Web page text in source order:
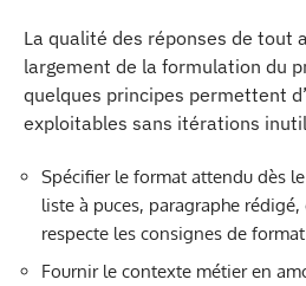
La qualité des réponses de tout
largement de la formulation du
quelques principes permettent
exploitables sans itérations
Spécifier le format attendu dès
liste à puces, paragraphe
respecte les consignes de
Fournir le contexte métier en